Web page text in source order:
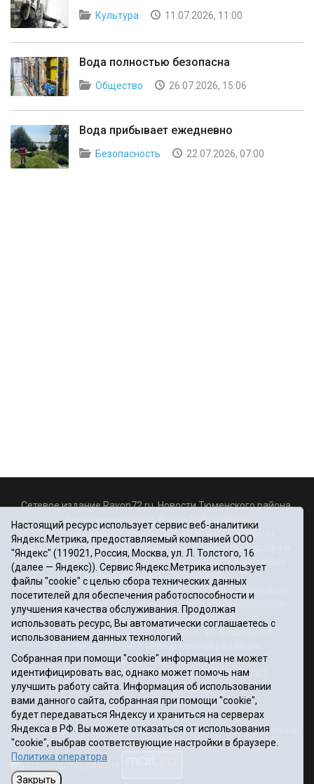
Культура 11.07.2026, 11:00
Вода полностью безопасна
Общество 26.07.2026, 15:06
Вода прибывает ежедневно
Безопасность 22.07.2026, 07:00
Сетевое издание Rayon72.ru. Новости Тюменского района.
Rayon72@yandex.ru
Регистрационный номер СМИ Эл № ФС77-67956 от
06.12.2016г., выдано Федеральной службой по надзору в
сфере связи, информационных технологий и массовых
коммуникаций (Роскомнадзор)
Учредитель: Автономная некоммерческая организация
«Информационно-издательский центр «Красное знамя».
Главный редактор Некрасова Т. В.
Почтовый адрес: 625031 г.Тюмень. ул. Шишкова, 6
Электронная почта объединенной редакции:
krasnoeznam@rambler.ru
Телефоны 8 (3452) 34-80-60, 69-56-73, 69-56-47
Политика оператора
Информация об учреждении
Публичная оферта
При использовании материалов ссылка на сайт обязательна.
12+
Настоящий ресурс использует сервис веб-аналитики
Яндекс.Метрика, предоставляемый компанией ООО
"Яндекс" (119021, Россия, Москва, ул. Л. Толстого, 16
(далее — Яндекс)). Сервис Яндекс.Метрика использует
файлы "cookie" с целью сбора технических данных
посетителей для обеспечения работоспособности и
улучшения качества обслуживания. Продолжая
использовать ресурс, Вы автоматически соглашаетесь с
использованием данных технологий.
Собранная при помощи "cookie" информация не может
идентифицировать вас, однако может помочь нам
улучшить работу сайта. Информация об использовании
вами данного сайта, собранная при помощи "cookie",
будет передаваться Яндексу и храниться на серверах
Яндекса в РФ. Вы можете отказаться от использования
"cookie", выбрав соответствующие настройки в браузере.
Политика оператора
Закрыть